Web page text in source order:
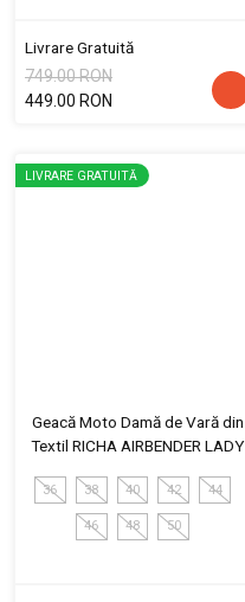
Livrare Gratuită
749.00 RON
449.00 RON
LIVRARE GRATUITĂ
Geacă Moto Damă de Vară din
Textil RICHA AIRBENDER LADY
36 38 40 42 44
46 48 50